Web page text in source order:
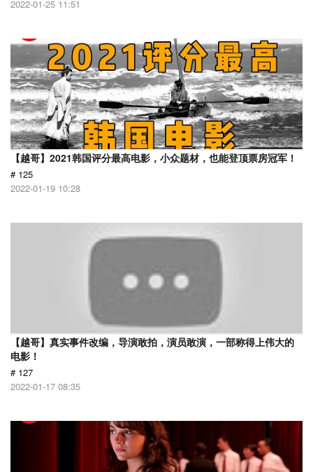
2022-01-25 11:51
【越哥】2021韩国评分最高电影，小众题材，也能登顶票房冠军！
# 125
2022-01-19 10:28
【越哥】真实事件改编，导演敢拍，演员敢演，一部称得上伟大的
电影！
# 127
2022-01-17 08:35